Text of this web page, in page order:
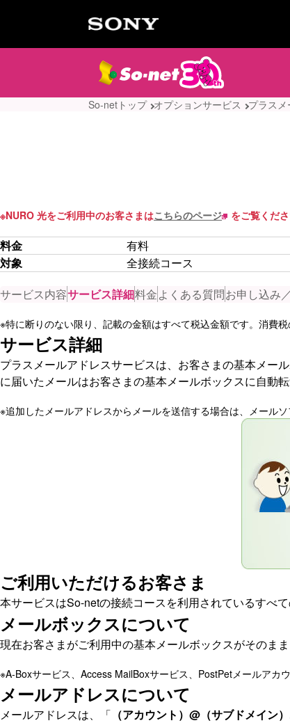
So-netトップ オプションサービス プラスメ
※NURO 光をご利用中のお客さまはこちらのページ をご覧くだ
料金
有料
対象
全接続コース
サービス内容サービス詳細料金よくある質問お申し込み
※特に断りのない限り、記載の金額はすべて税込金額です。消費
サービス詳細
プラスメールアドレスサービスは、お客さまの基本メー
に届いたメールはお客さまの基本メールボックスに自動
※追加したメールアドレスからメールを送信する場合は、メールソ
ご利用いただけるお客さま
本サービスはSo-netの接続コースを利用されているすべ
メールボックスについて
現在お客さまがご利用中の基本メールボックスがそのま
※A-Boxサービス、Access MailBoxサービス、PostPetメールアカ
メールアドレスについて
メールアドレスは、「 （アカウント）@（サブドメイン